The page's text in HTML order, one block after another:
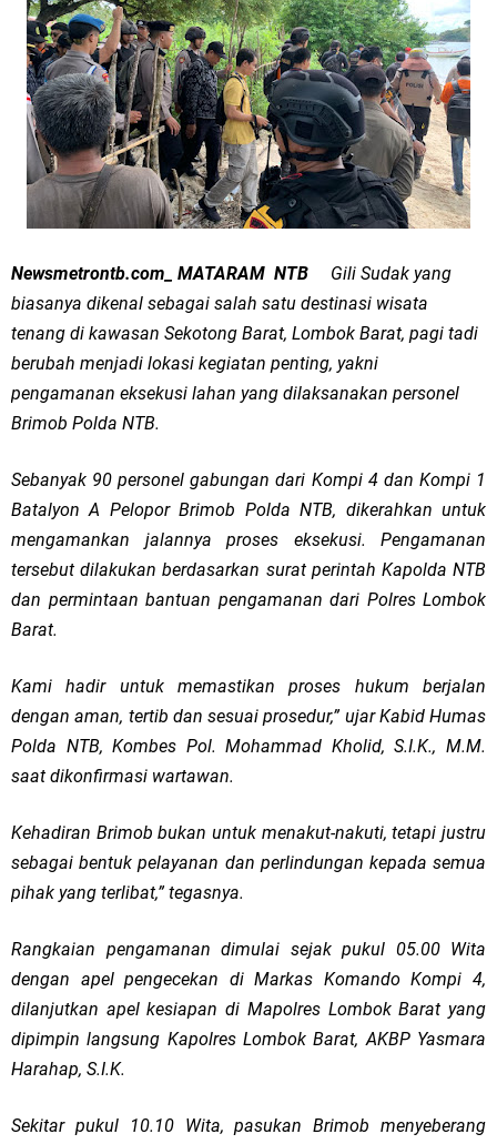
Newsmetrontb.com_ MATARAM NTB
Gili Sudak yang
biasanya dikenal sebagai salah satu destinasi wisata
tenang di kawasan Sekotong Barat, Lombok Barat, pagi tadi
berubah menjadi lokasi kegiatan penting, yakni
pengamanan eksekusi lahan yang dilaksanakan personel
Brimob Polda NTB.
Sebanyak 90 personel gabungan dari Kompi 4 dan Kompi 1
Batalyon A Pelopor Brimob Polda NTB, dikerahkan untuk
mengamankan jalannya proses eksekusi. Pengamanan
tersebut dilakukan berdasarkan surat perintah Kapolda NTB
dan permintaan bantuan pengamanan dari Polres Lombok
Barat.
Kami hadir untuk memastikan proses hukum berjalan
dengan aman, tertib dan sesuai prosedur,” ujar Kabid Humas
Polda NTB, Kombes Pol. Mohammad Kholid, S.I.K., M.M.
saat dikonfirmasi wartawan.
Kehadiran Brimob bukan untuk menakut-nakuti, tetapi justru
sebagai bentuk pelayanan dan perlindungan kepada semua
pihak yang terlibat,” tegasnya.
Rangkaian pengamanan dimulai sejak pukul 05.00 Wita
dengan apel pengecekan di Markas Komando Kompi 4,
dilanjutkan apel kesiapan di Mapolres Lombok Barat yang
dipimpin langsung Kapolres Lombok Barat, AKBP Yasmara
Harahap, S.I.K.
Sekitar pukul 10.10 Wita, pasukan Brimob menyeberang